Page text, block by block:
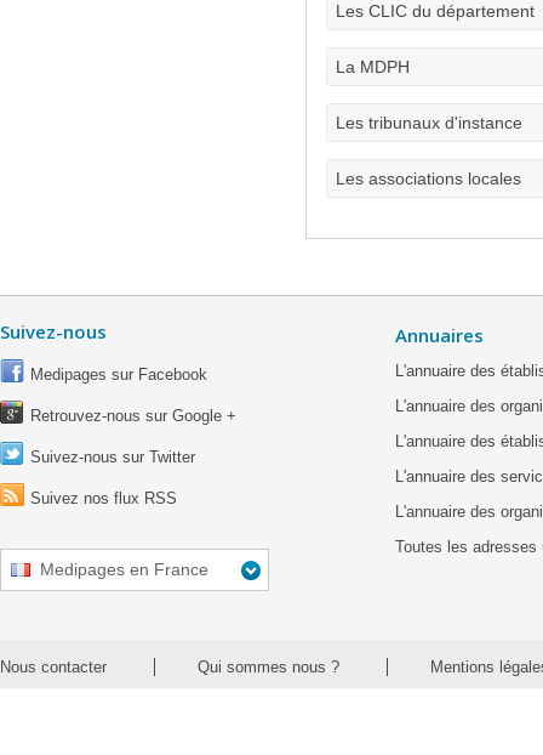
Les CLIC du département
La MDPH
Les tribunaux d'instance
Les associations locales
Suivez-nous
Medipages sur Facebook
Retrouvez-nous sur Google +
Suivez-nous sur Twitter
Suivez nos flux RSS
Medipages en France
Annuaires
L'annuaire des
L'annuaire des
L'annuaire des
L'annuaire des
L'annuaire des
Toutes les adresses
Nous contacter Qui sommes nous ? Mentions